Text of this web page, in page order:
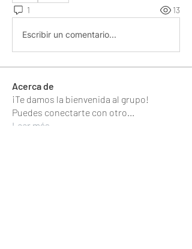
1 13
Escribir un comentario...
Acerca de
¡Te damos la bienvenida al grupo!
Puedes conectarte con otro
Leer más